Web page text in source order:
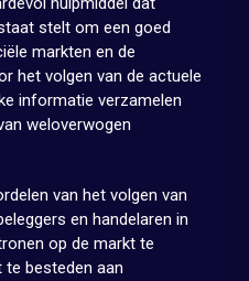
stelt om een goed
markten en de
het volgen van de actuele
informatie verzamelen
weloverwogen
van het volgen van
en handelaren in
op de markt te
te besteden aan